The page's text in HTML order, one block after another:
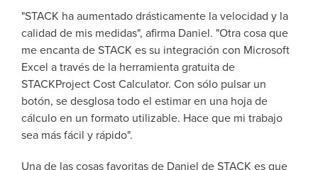
"STACK ha aumentado drásticamente la velocidad y la
calidad de mis medidas", afirma Daniel. "Otra cosa que
me encanta de STACK es su integración con Microsoft
Excel a través de la herramienta gratuita de
STACKProject Cost Calculator. Con sólo pulsar un
botón, se desglosa todo el estimar en una hoja de
cálculo en un formato utilizable. Hace que mi trabajo
sea más fácil y rápido".
Una de las cosas favoritas de Daniel de STACK es que